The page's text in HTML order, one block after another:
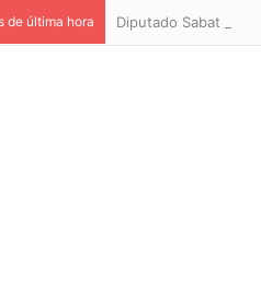
de última hora